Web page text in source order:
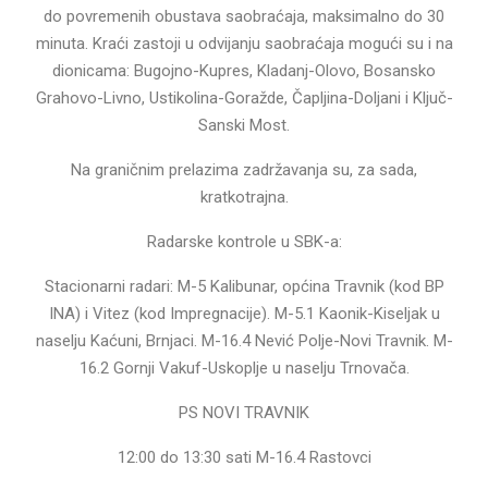
do povremenih obustava saobraćaja, maksimalno do 30
minuta. Kraći zastoji u odvijanju saobraćaja mogući su i na
dionicama: Bugojno-Kupres, Kladanj-Olovo, Bosansko
Grahovo-Livno, Ustikolina-Goražde, Čapljina-Doljani i Ključ-
Sanski Most.
Na graničnim prelazima zadržavanja su, za sada,
kratkotrajna.
Radarske kontrole u SBK-a:
Stacionarni radari: M-5 Kalibunar, općina Travnik (kod BP
INA) i Vitez (kod Impregnacije). M-5.1 Kaonik-Kiseljak u
naselju Kaćuni, Brnjaci. M-16.4 Nević Polje-Novi Travnik. M-
16.2 Gornji Vakuf-Uskoplje u naselju Trnovača.
PS NOVI TRAVNIK
12:00 do 13:30 sati M-16.4 Rastovci